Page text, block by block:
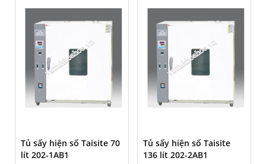
Tủ sấy hiện số Taisite 70
lít 202-1AB1
Tủ sấy hiện số Taisite
136 lít 202-2AB1